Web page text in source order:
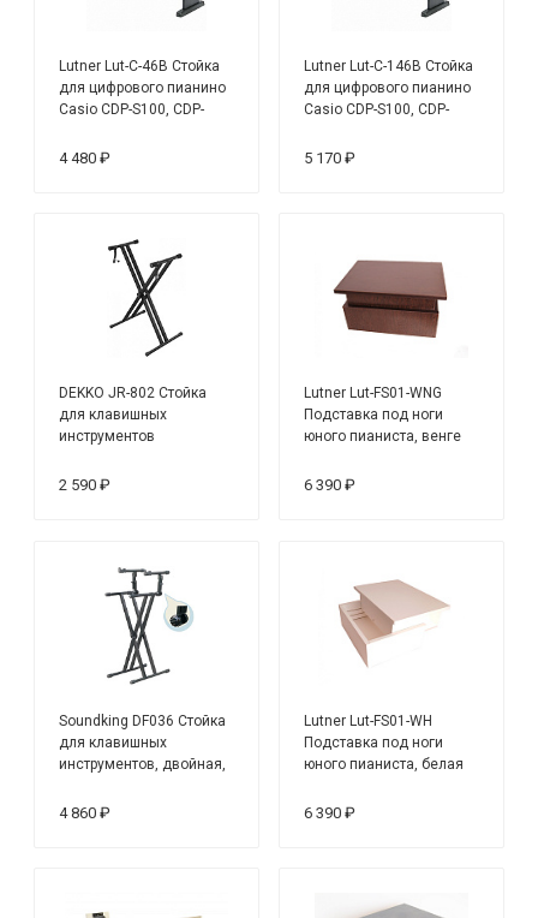
Lutner Lut-C-46B Стойка
для цифрового пианино
Casio CDP-S100, CDP-
4 480 ₽
Lutner Lut-C-146B Стойка
для цифрового пианино
Casio CDP-S100, CDP-
5 170 ₽
DEKKO JR-802 Стойка
для клавишных
инструментов
2 590 ₽
Lutner Lut-FS01-WNG
Подставка под ноги
юного пианиста, венге
6 390 ₽
Soundking DF036 Стойка
для клавишных
инструментов, двойная,
4 860 ₽
Lutner Lut-FS01-WH
Подставка под ноги
юного пианиста, белая
6 390 ₽